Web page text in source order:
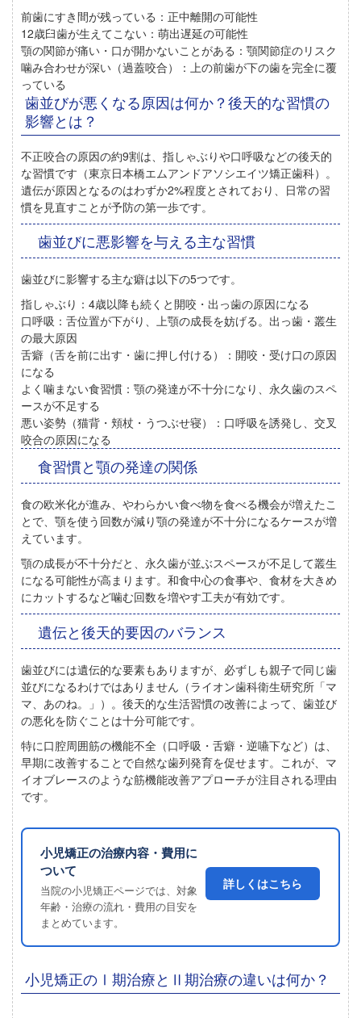
前歯にすき間が残っている：正中離開の可能性
12歳臼歯が生えてこない：萌出遅延の可能性
顎の関節が痛い・口が開かないことがある：顎関節症のリスク
噛み合わせが深い（過蓋咬合）： 上の前歯が下の歯を完全に覆
っている
歯並びが悪くなる原因は何か？後天的な習慣の
影響とは？
不正咬合の原因の約9割は、指しゃぶりや口呼吸などの後天的
な習慣です（東京日本橋エムアンドアソシエイツ矯正歯科）。
遺伝が原因となるのはわずか2%程度とされており、日常の習
慣を見直すことが予防の第一歩です。
歯並びに悪影響を与える主な習慣
歯並びに影響する主な癖は以下の5つです。
指しゃぶり：4歳以降も続くと開咬・出っ歯の原因になる
口呼吸：舌位置が下がり、上顎の成長を妨げる。出っ歯・叢生
の最大原因
舌癖（舌を前に出す・歯に押し付ける）： 開咬・受け口の原因
になる
よく噛まない食習慣：顎の発達が不十分になり、永久歯のスペ
ースが不足する
悪い姿勢（猫背・頬杖・うつぶせ寝）： 口呼吸を誘発し、交叉
咬合の原因になる
食習慣と顎の発達の関係
食の欧米化が進み、やわらかい食べ物を食べる機会が増えたこ
とで、顎を使う回数が減り顎の発達が不十分になるケースが増
えています。
顎の成長が不十分だと、永久歯が並ぶスペースが不足して叢生
になる可能性が高まります。和食中心の食事や、食材を大きめ
にカットするなど噛む回数を増やす工夫が有効です。
遺伝と後天的要因のバランス
歯並びには遺伝的な要素もありますが、 必ずしも親子で同じ歯
並びになるわけではありません （ライオン歯科衛生研究所「マ
マ、あのね。」）。後天的な生活習慣の改善によって、歯並び
の悪化を防ぐことは十分可能です。
特に口腔周囲筋の機能不全（口呼吸・舌癖・逆嚥下など）は、
早期に改善することで自然な歯列発育を促せます。これが、マ
イオブレースのような筋機能改善アプローチが注目される理由
です。
小児矯正の治療内容・費用に
ついて
当院の小児矯正ページでは、対象
年齢・治療の流れ・費用の目安を
まとめています。
詳しくはこちら
小児矯正のⅠ期治療とⅡ期治療の違いは何か？